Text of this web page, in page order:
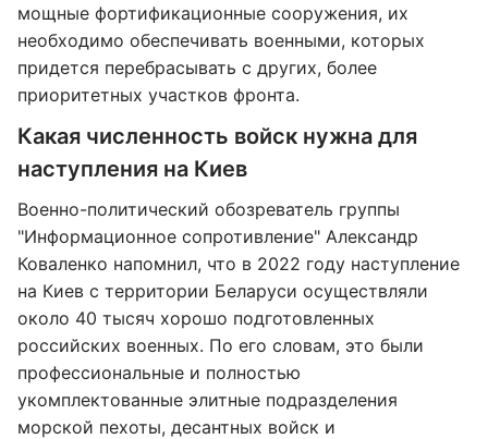
мощные фортификационные сооружения, их
необходимо обеспечивать военными, которых
придется перебрасывать с других, более
приоритетных участков фронта.
Какая численность войск нужна для
наступления на Киев
Военно-политический обозреватель группы
"Информационное сопротивление" Александр
Коваленко напомнил, что в 2022 году наступление
на Киев с территории Беларуси осуществляли
около 40 тысяч хорошо подготовленных
российских военных. По его словам, это были
профессиональные и полностью
укомплектованные элитные подразделения
морской пехоты, десантных войск и